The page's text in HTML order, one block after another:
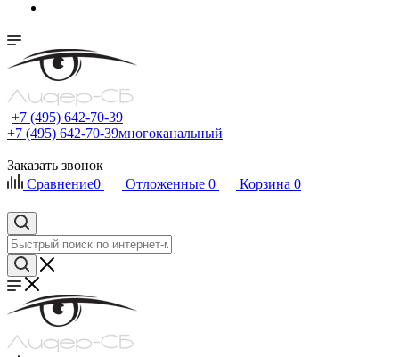
+7 (495) 642-70-39
+7 (495) 642-70-39многоканальный
Заказать звонок
Сравнение0 Отложенные 0 Корзина 0